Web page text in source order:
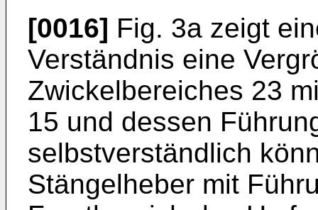
[0016] Fig. 3a zeigt
Verständnis eine
Zwickelbereiches 23
15 und dessen
selbstverständlich
Stängelheber mit